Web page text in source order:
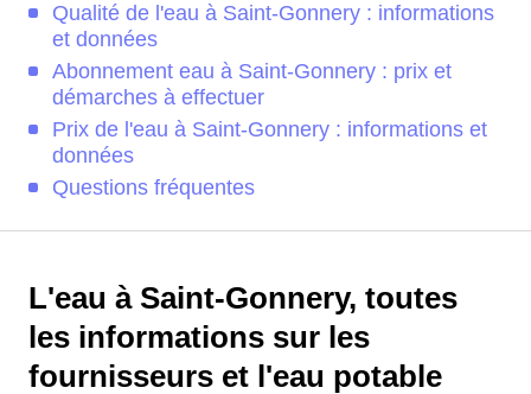
Qualité de l'eau à Saint-Gonnery : informations
et données
Abonnement eau à Saint-Gonnery : prix et
démarches à effectuer
Prix de l'eau à Saint-Gonnery : informations et
données
Questions fréquentes
L'eau à Saint-Gonnery, toutes
les informations sur les
fournisseurs et l'eau potable